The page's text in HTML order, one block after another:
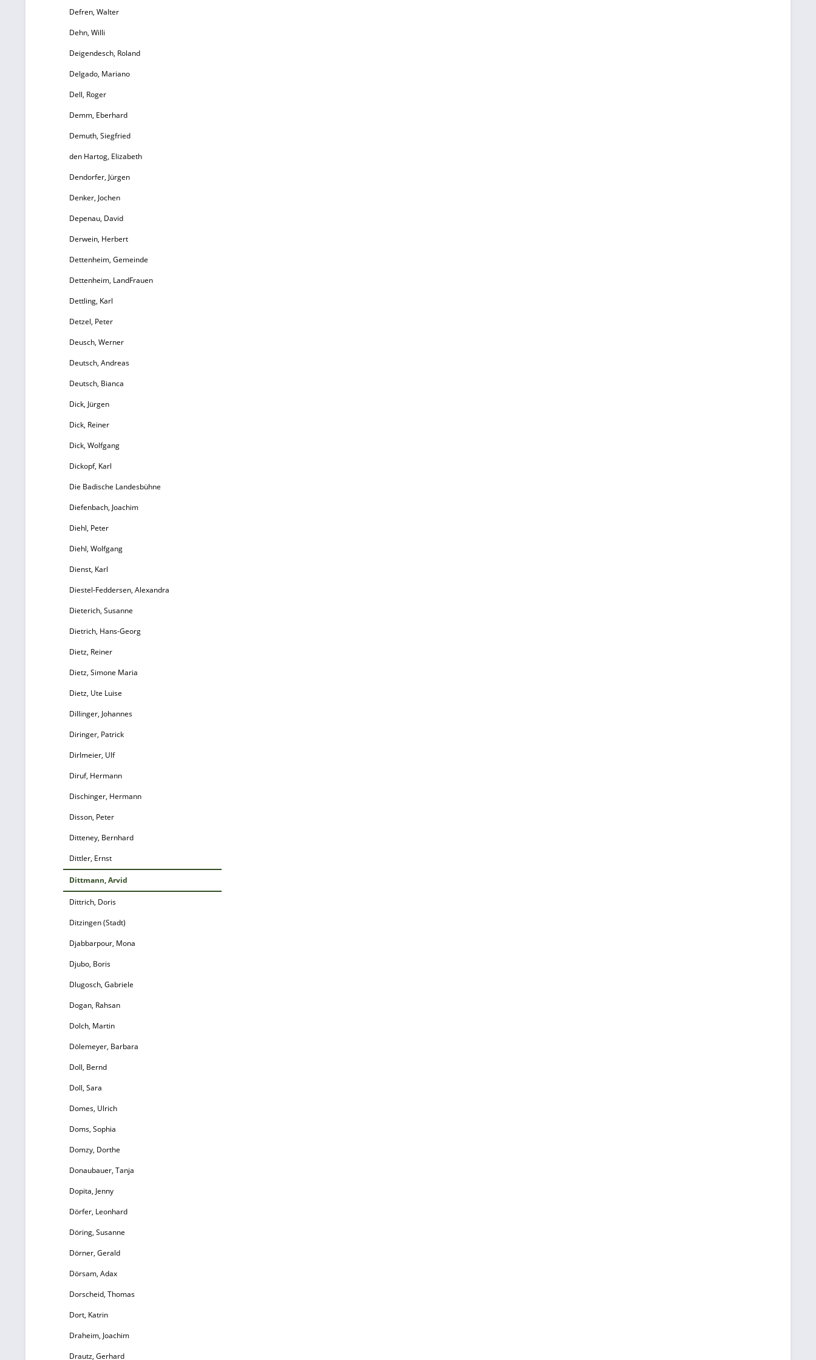
Defren, Walter
Dehn, Willi
Deigendesch, Roland
Delgado, Mariano
Dell, Roger
Demm, Eberhard
Demuth, Siegfried
den Hartog, Elizabeth
Dendorfer, Jürgen
Denker, Jochen
Depenau, David
Derwein, Herbert
Dettenheim, Gemeinde
Dettenheim, LandFrauen
Dettling, Karl
Detzel, Peter
Deusch, Werner
Deutsch, Andreas
Deutsch, Bianca
Dick, Jürgen
Dick, Reiner
Dick, Wolfgang
Dickopf, Karl
Die Badische Landesbühne
Diefenbach, Joachim
Diehl, Peter
Diehl, Wolfgang
Dienst, Karl
Diestel-Feddersen, Alexandra
Dieterich, Susanne
Dietrich, Hans-Georg
Dietz, Reiner
Dietz, Simone Maria
Dietz, Ute Luise
Dillinger, Johannes
Diringer, Patrick
Dirlmeier, Ulf
Diruf, Hermann
Dischinger, Hermann
Disson, Peter
Ditteney, Bernhard
Dittler, Ernst
Dittmann, Arvid
Dittrich, Doris
Ditzingen (Stadt)
Djabbarpour, Mona
Djubo, Boris
Dlugosch, Gabriele
Dogan, Rahsan
Dolch, Martin
Dölemeyer, Barbara
Doll, Bernd
Doll, Sara
Domes, Ulrich
Doms, Sophia
Domzy, Dorthe
Donaubauer, Tanja
Dopita, Jenny
Dörfer, Leonhard
Döring, Susanne
Dörner, Gerald
Dörsam, Adax
Dorscheid, Thomas
Dort, Katrin
Draheim, Joachim
Drautz, Gerhard